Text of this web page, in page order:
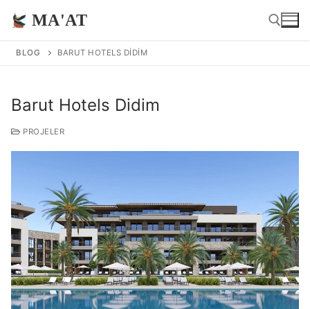
MA'AT
BLOG BARUT HOTELS DIDIM
Barut Hotels Didim
PROJELER